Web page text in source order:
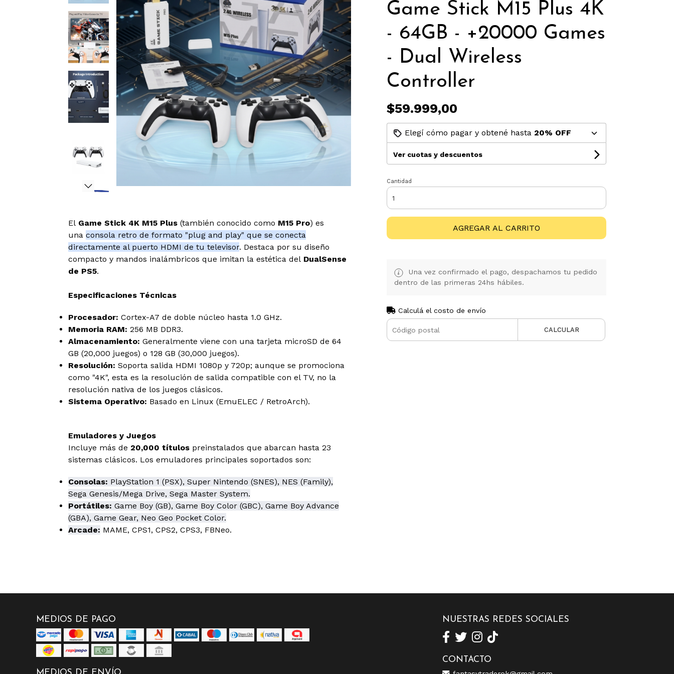
El Game Stick 4K M15 Plus(también conocido como M15 Pro) es
una consola retro de formato "plug and play" que se conecta
directamente al puerto HDMI de tu televisor. Destaca por su diseño
compacto y mandos inalámbricos que imitan la estética del DualSense
de PS5.
Especificaciones Técnicas
Procesador: Cortex-A7 de doble núcleo hasta 1.0 GHz.
Memoria RAM: 256 MB DDR3.
Almacenamiento: Generalmente viene con una tarjeta microSD de 64
GB (20,000 juegos) o 128 GB (30,000 juegos).
Resolución: Soporta salida HDMI 1080p y 720p; aunque se promociona
como "4K", esta es la resolución de salida compatible con el TV, no la
resolución nativa de los juegos clásicos.
Sistema Operativo: Basado en Linux (EmuELEC / RetroArch).
Emuladores y Juegos
Incluye más de 20,000 títulospreinstalados que abarcan hasta 23
sistemas clásicos. Los emuladores principales soportados son:
Consolas: PlayStation 1 (PSX), Super Nintendo (SNES), NES (Family),
Sega Genesis/Mega Drive, Sega Master System.
Portátiles: Game Boy (GB), Game Boy Color (GBC), Game Boy Advance
(GBA), Game Gear, Neo Geo Pocket Color.
Arcade: MAME, CPS1, CPS2, CPS3, FBNeo.
Game Stick M15 Plus 4K
- 64GB - +20000 Games
- Dual Wireless
Controller
$59.999,00
Elegí cómo pagar y obtené hasta 20% OFF
Ver cuotas y descuentos
Cantidad
AGREGAR AL CARRITO
Una vez confirmado el pago, despachamos tu pedido
dentro de las primeras 24hs hábiles.
Calculá el costo de envío
CALCULAR
MEDIOS DE PAGO NUESTRAS REDES SOCIALES
CONTACTO